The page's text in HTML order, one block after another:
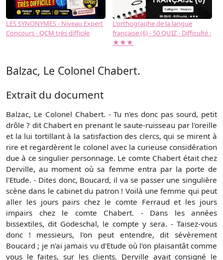
LES SYNONYMES - Niveau Expert
Concours - QCM très difficile
L'orthographe de la langue
française (6) - 50 QUIZ - Difficulté :
★★★
Balzac, Le Colonel Chabert.
Extrait du document
Balzac, Le Colonel Chabert. - Tu n'es donc pas sourd, petit
drôle ? dit Chabert en prenant le saute-ruisseau par l'oreille
et la lui tortillant à la satisfaction des clercs, qui se mirent à
rire et regardèrent le colonel avec la curieuse considération
due à ce singulier personnage. Le comte Chabert était chez
Derville, au moment où sa femme entra par la porte de
l'Etude. - Dites donc, Boucard, il va se passer une singulière
scène dans le cabinet du patron ! Voilà une femme qui peut
aller les jours pairs chez le comte Ferraud et les jours
impairs chez le comte Chabert. - Dans les années
bissextiles, dit Godeschal, le compte y sera. - Taisez-vous
donc ! messieurs, l'on peut entendre, dit sévèrement
Boucard ; je n'ai jamais vu d'Etude où l'on plaisantât comme
vous le faites, sur les clients. Derville avait consigné le